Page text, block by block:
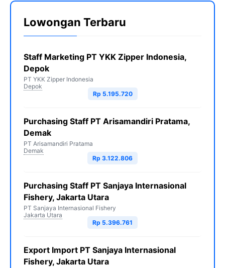
Lowongan Terbaru
Staff Marketing PT YKK Zipper Indonesia,
Depok
PT YKK Zipper Indonesia
Depok
Rp 5.195.720
Purchasing Staff PT Arisamandiri Pratama,
Demak
PT Arisamandiri Pratama
Demak
Rp 3.122.806
Purchasing Staff PT Sanjaya Internasional
Fishery, Jakarta Utara
PT Sanjaya Internasional Fishery
Jakarta Utara
Rp 5.396.761
Export Import PT Sanjaya Internasional
Fishery, Jakarta Utara